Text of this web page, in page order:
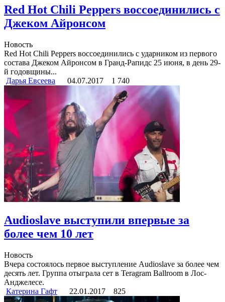
Red Hot Chili Peppers воссоединились с
Джеком Айронсом
Новость
Red Hot Chili Peppers воссоединились с ударником из первого
состава Джеком Айронсом в Гранд-Рапидс 25 июня, в день 29-
й годовщины...
Дарья Евсеева
04.07.2017 1 740
Audioslave выступили впервые за
более чем 10 лет
Новость
Вчера состоялось первое выступление Audioslave за более чем
десять лет. Группа отыграла сет в Teragram Ballroom в Лос-
Анджелесе.
Катерина Гафт
22.01.2017 825